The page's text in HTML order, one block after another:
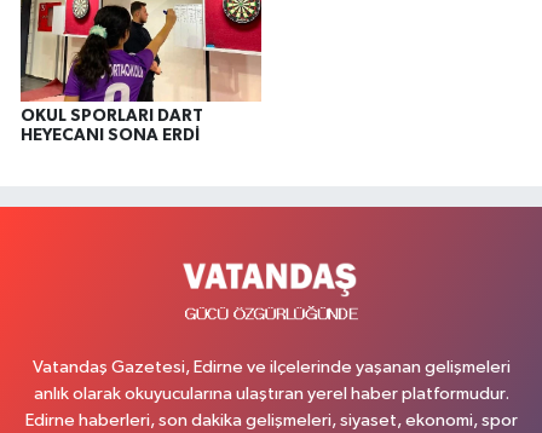
OKUL SPORLARI DART
HEYECANI SONA ERDİ
Vatandaş Gazetesi, Edirne ve ilçelerinde yaşanan gelişmeleri
anlık olarak okuyucularına ulaştıran yerel haber platformudur.
Edirne haberleri, son dakika gelişmeleri, siyaset, ekonomi, spor